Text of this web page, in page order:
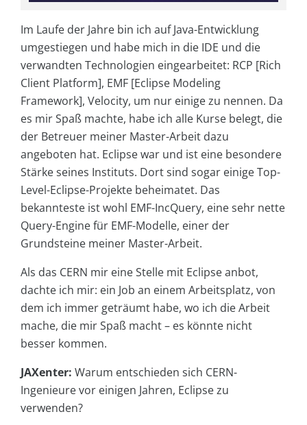
Im Laufe der Jahre bin ich auf Java-Entwicklung
umgestiegen und habe mich in die IDE und die
verwandten Technologien eingearbeitet: RCP [Rich
Client Platform], EMF [Eclipse Modeling
Framework], Velocity, um nur einige zu nennen. Da
es mir Spaß machte, habe ich alle Kurse belegt, die
der Betreuer meiner Master-Arbeit dazu
angeboten hat. Eclipse war und ist eine besondere
Stärke seines Instituts. Dort sind sogar einige Top-
Level-Eclipse-Projekte beheimatet. Das
bekannteste ist wohl EMF-IncQuery, eine sehr nette
Query-Engine für EMF-Modelle, einer der
Grundsteine meiner Master-Arbeit.
Als das CERN mir eine Stelle mit Eclipse anbot,
dachte ich mir: ein Job an einem Arbeitsplatz, von
dem ich immer geträumt habe, wo ich die Arbeit
mache, die mir Spaß macht – es könnte nicht
besser kommen.
JAXenter: Warum entschieden sich CERN-
Ingenieure vor einigen Jahren, Eclipse zu
verwenden?